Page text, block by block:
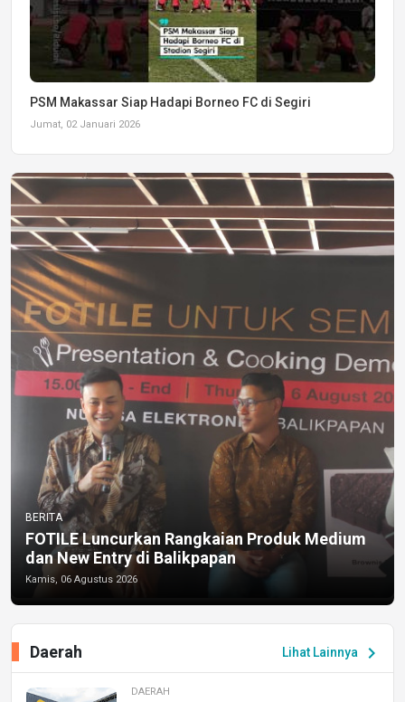
PSM Makassar Siap Hadapi Borneo FC di Segiri
Jumat, 02 Januari 2026
BERITA
FOTILE Luncurkan Rangkaian Produk Medium
dan New Entry di Balikpapan
Kamis, 06 Agustus 2026
Lihat Lainnya chevron_right
Daerah
DAERAH